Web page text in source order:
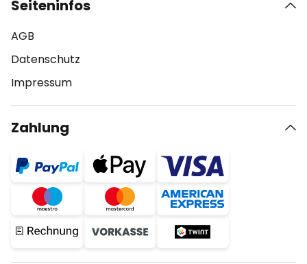
Seiteninfos
AGB
Datenschutz
Impressum
Zahlung